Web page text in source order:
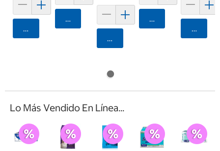
Agregar
Agregar
Agregar
Agregar
Lo Más Vendido En Línea...